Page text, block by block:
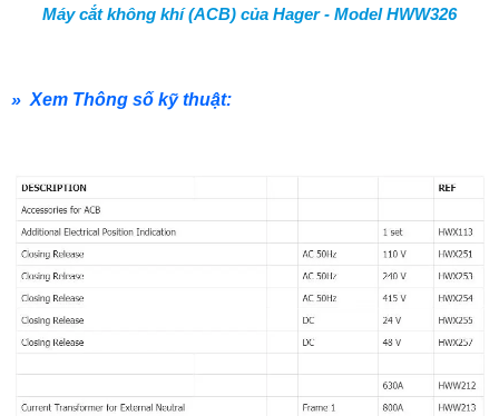
Máy cắt không khí (ACB) của Hager - Model HWW326
» Xem Thông số kỹ thuật: